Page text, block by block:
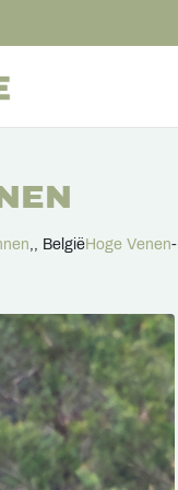
,, BelgiëHoge Venen-